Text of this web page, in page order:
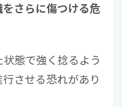
さらに傷つける危
態で強く捻るよう
させる恐れがあり